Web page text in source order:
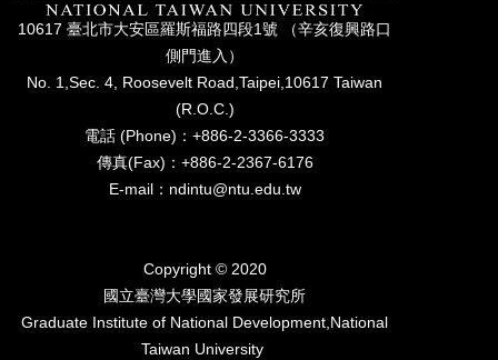
試
10617 臺北市⼤安區羅斯福路四段1號 （辛亥復興路⼝
側⾨進入）
No. 1,Sec. 4, Roosevelt Road,Taipei,10617 Taiwan
(R.O.C.)
電話 (Phone)：+886-2-3366-3333
傳真(Fax)：+886-2-2367-6176
E-mail：ndintu@ntu.edu.tw
Copyright © 2020
國立臺灣⼤學國家發展研究所
Graduate Institute of National Development,National
Taiwan University